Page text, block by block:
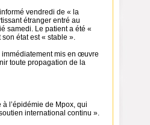
vendredi de « la
étranger entré au
samedi. Le patient a été «
état est « stable ».
immédiatement mis en œuvre
toute propagation de la
à l’épidémie de Mpox, qui
international continu ».